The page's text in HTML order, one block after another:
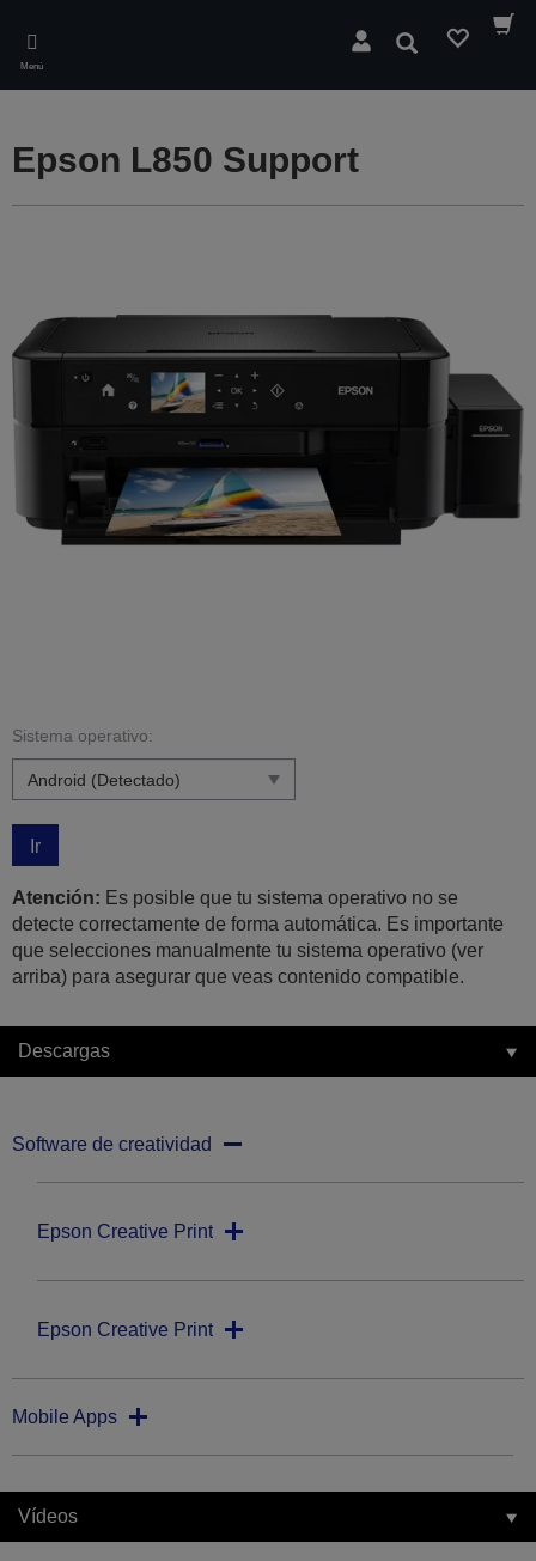
main
content
Menú
Buscar
Epson L850 Support
Sistema operativo:
Ir
Atención: Es posible que tu sistema operativo no se
detecte correctamente de forma automática. Es importante
que selecciones manualmente tu sistema operativo (ver
arriba) para asegurar que veas contenido compatible.
Descargas
Software de creatividad
Epson Creative Print
Epson Creative Print
Mobile Apps
Vídeos